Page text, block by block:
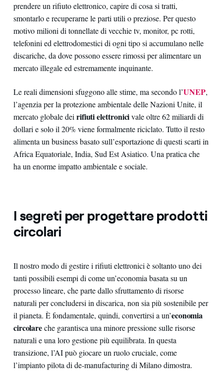
prendere un rifiuto elettronico, capire di cosa si tratti,
smontarlo e recuperarne le parti utili o preziose. Per questo
motivo milioni di tonnellate di vecchie tv, monitor, pc rotti,
telefonini ed elettrodomestici di ogni tipo si accumulano nelle
discariche, da dove possono essere rimossi per alimentare un
mercato illegale ed estremamente inquinante.
Le reali dimensioni sfuggono alle stime, ma secondo l’UNEP,
l’agenzia per la protezione ambientale delle Nazioni Unite, il
mercato globale deirifiuti elettronicivale oltre 62 miliardi di
dollari e solo il 20% viene formalmente riciclato. Tutto il resto
alimenta un business basato sull’esportazione di questi scarti in
Africa Equatoriale, India, Sud Est Asiatico. Una pratica che
ha un enorme impatto ambientale e sociale.
I segreti per progettare prodotti
circolari
Il nostro modo di gestire i rifiuti elettronici è soltanto uno dei
tanti possibili esempi di come un’economia basata su un
processo lineare, che parte dallo sfruttamento di risorse
naturali per concludersi in discarica, non sia più sostenibile per
il pianeta. È fondamentale, quindi, convertirsi a un’economia
circolareche garantisca una minore pressione sulle risorse
naturali e una loro gestione più equilibrata. In questa
transizione, l’AI può giocare un ruolo cruciale, come
l’impianto pilota di de-manufacturing di Milano dimostra.